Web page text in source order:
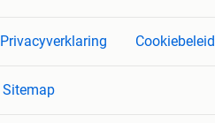
Privacyverklaring Cookiebeleid
Sitemap